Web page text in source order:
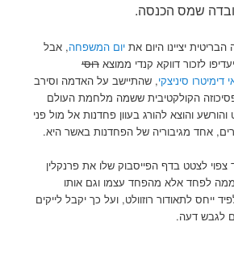
שמס הכנסה.
יציינו היום אתיום המשפחה, אבל
לזכור דווקא קנדי ממוצארוסי
דימיטרו סיניצקי, שהתיישב על האדמה וסירב
הקולקטיבית ששמה מלחמת העולם
והוצא להורג בעוון פחדנות אל מול פני
אחד מגיבוריה של הפחדנות באשר היא.
לצטט בדף הפייסבוק שלו את פרנקלין
ממה לפחד אלא מהפחד עצמו וגם אותו
ייחס לתאודור רוזוולט, ועל כך יקבל לייקים
לגבש דעה.